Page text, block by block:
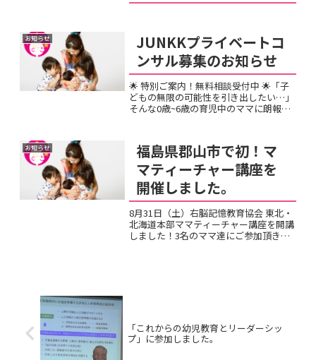
お知らせ
JUNKKプライベートコ
ンサル募集のお知らせ
🌟 特別ご案内！無料相談受付中 🌟「子
どもの無限の可能性を引き出したい…」
そんな0歳~6歳の育児中のママに朗報で
底個別サポート今なら無料でご相談いた
だけます✨ 業界経験...
お知らせ
福島県郡山市で初！マ
マティーチャー講座を
開催しました。
8月31日（土）右脳記憶教育協会 東北・
北海道本部ママティーチャー講座を開講
しました！3名のママ達にご参加頂き、
「これからの幼児教育とリーダーシッ
プ」に参加しました。